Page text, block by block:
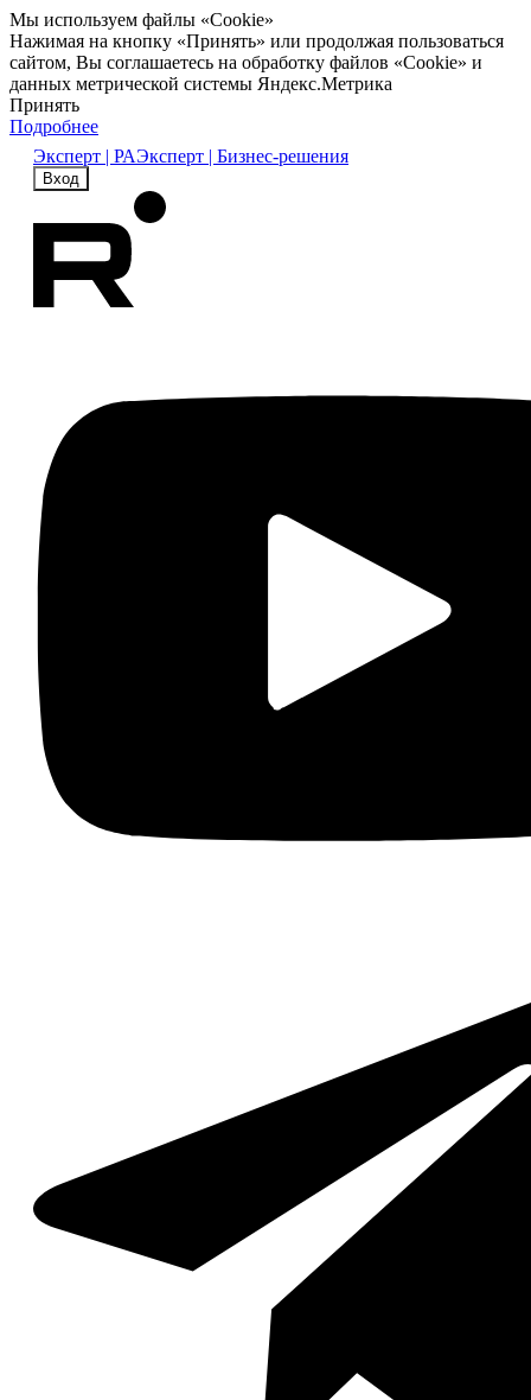
Мы используем файлы «Cookie»
Нажимая на кнопку «Принять» или продолжая пользоваться
сайтом, Вы соглашаетесь на обработку файлов «Cookie» и
данных метрической системы Яндекс.Метрика
Принять
Подробнее
Эксперт | РАЭксперт | Бизнес-решения
Вход